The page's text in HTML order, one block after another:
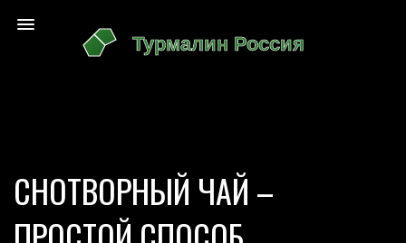
СНОТВОРНЫЙ ЧАЙ –